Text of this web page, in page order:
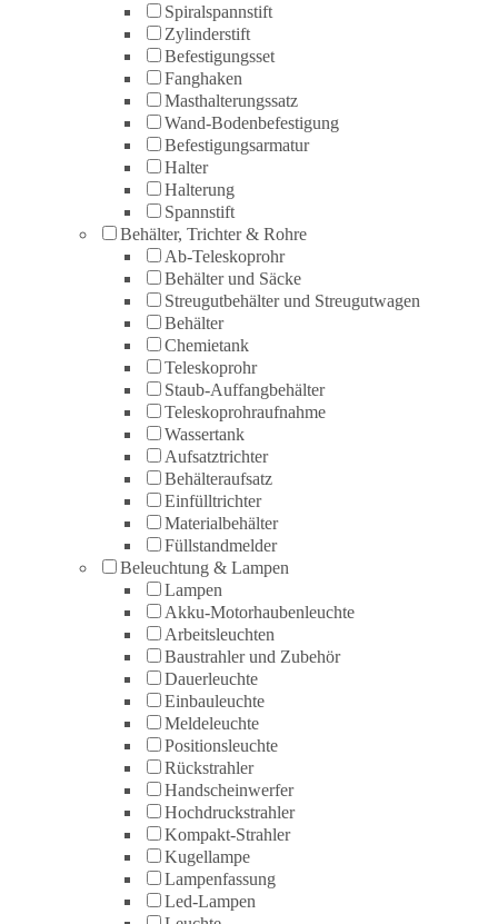
Spiralspannstift
Zylinderstift
Befestigungsset
Fanghaken
Masthalterungssatz
Wand-Bodenbefestigung
Befestigungsarmatur
Halter
Halterung
Spannstift
Behälter, Trichter & Rohre
Ab-Teleskoprohr
Behälter und Säcke
Streugutbehälter und Streugutwagen
Behälter
Chemietank
Teleskoprohr
Staub-Auffangbehälter
Teleskoprohraufnahme
Wassertank
Aufsatztrichter
Behälteraufsatz
Einfülltrichter
Materialbehälter
Füllstandmelder
Beleuchtung & Lampen
Lampen
Akku-Motorhaubenleuchte
Arbeitsleuchten
Baustrahler und Zubehör
Dauerleuchte
Einbauleuchte
Meldeleuchte
Positionsleuchte
Rückstrahler
Handscheinwerfer
Hochdruckstrahler
Kompakt-Strahler
Kugellampe
Lampenfassung
Led-Lampen